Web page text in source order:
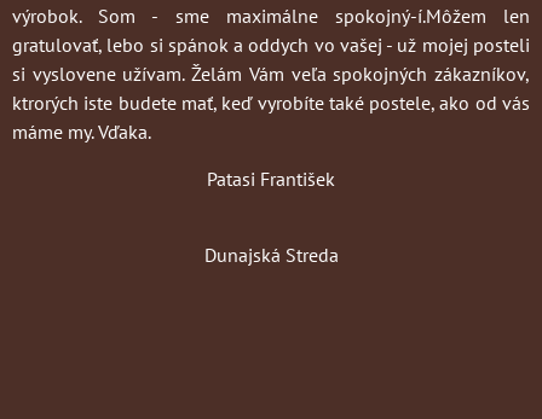
výrobok. Som - sme maximálne spokojný-í.Môžem len
gratulovať, lebo si spánok a oddych vo vašej - už mojej posteli
si vyslovene užívam. Želám Vám veľa spokojných zákazníkov,
ktrorých iste budete mať, keď vyrobíte také postele, ako od vás
máme my. Vďaka.
Patasi František
Dunajská Streda